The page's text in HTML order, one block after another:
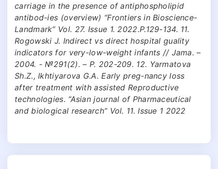
carriage in the presence of antiphospholipid
antibod-ies (overview) “Frontiers in Bioscience-
Landmark” Vol. 27. Issue 1. 2022.P.129-134. 11.
Rogowski J. Indirect vs direct hospital guality
indicators for very-low-weight infants // Jama. –
2004. - №291(2). – Р. 202-209. 12. Yarmatova
Sh.Z., Ikhtiyarova G.A. Early preg-nancy loss
after treatment with assisted Reproductive
technologies. “Asian journal of Pharmaceutical
and biological research” Vol. 11. Issue 1 2022